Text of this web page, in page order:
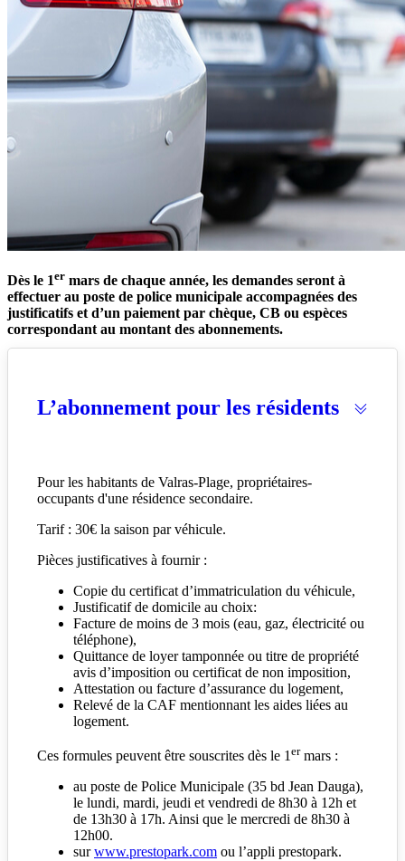
Dès le 1er mars de chaque année, les demandes seront à
effectuer au poste de police municipale accompagnées des
justificatifs et d’un paiement par chèque, CB ou espèces
correspondant au montant des abonnements.
L’abonnement pour les résidents
Pour les habitants de Valras-Plage, propriétaires-
occupants d'une résidence secondaire.
Tarif : 30€ la saison par véhicule.
Pièces justificatives à fournir :
Copie du certificat d’immatriculation du véhicule,
Justificatif de domicile au choix:
Facture de moins de 3 mois (eau, gaz, électricité ou
téléphone),
Quittance de loyer tamponnée ou titre de propriété
avis d’imposition ou certificat de non imposition,
Attestation ou facture d’assurance du logement,
Relevé de la CAF mentionnant les aides liées au
logement.
Ces formules peuvent être souscrites dès le 1 ermars :
au poste de Police Municipale (35 bd Jean Dauga),
le lundi, mardi, jeudi et vendredi de 8h30 à 12h et
de 13h30 à 17h. Ainsi que le mercredi de 8h30 à
12h00.
surwww.prestopark.com ou l’appli prestopark.